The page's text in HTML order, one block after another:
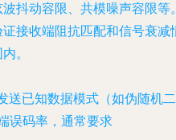
抖动容限、共模噪声容限等
证接收端阻抗匹配和信号衰减
。
送已知数据模式（如伪随机二
误码率，通常要求